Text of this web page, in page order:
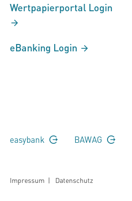
Wertpapierportal Login
eBanking Login
easybank BAWAG
Impressum | Datenschutz